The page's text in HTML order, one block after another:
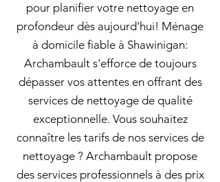
pour planifier votre nettoyage en
profondeur dès aujourd'hui! Ménage
à domicile fiable à Shawinigan:
Archambault s'efforce de toujours
dépasser vos attentes en offrant des
services de nettoyage de qualité
exceptionnelle. Vous souhaitez
connaître les tarifs de nos services de
nettoyage ? Archambault propose
des services professionnels à des prix